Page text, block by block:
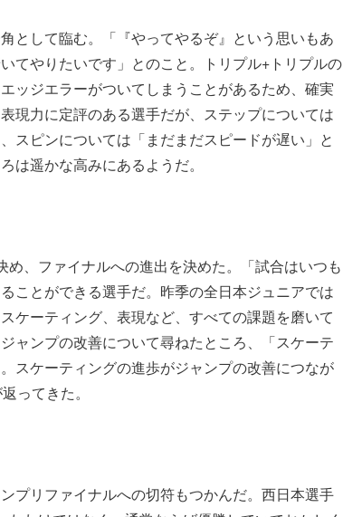
として臨む。「『やってやるぞ』という思いもあ
てやりたいです」とのこと。トリプル+トリプルの
ッジエラーがついてしまうことがあるため、確実
現力に定評のある選手だが、ステップについては
スピンについては「まだまだスピードが遅い」と
は遥かな高みにあるようだ。
、ファイナルへの進出を決めた。「試合はいつも
ことができる選手だ。昨季の全日本ジュニアでは
ケーティング、表現など、すべての課題を磨いて
ャンプの改善について尋ねたところ、「スケーテ
スケーティングの進歩がジャンプの改善につなが
ってきた。
プリファイナルへの切符もつかんだ。西日本選手